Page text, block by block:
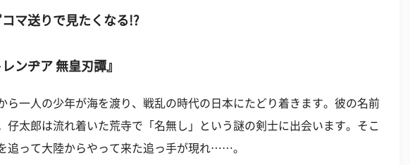
マ送りで見たくなる!?
ンヂア 無皇刃譚』
ら一人の少年が海を渡り、戦乱の時代の日本にたどり着きます。彼の名前
仔太郎は流れ着いた荒寺で「名無し」という謎の剣士に出会います。そこ
追って大陸からやって来た追っ手が現れ……。